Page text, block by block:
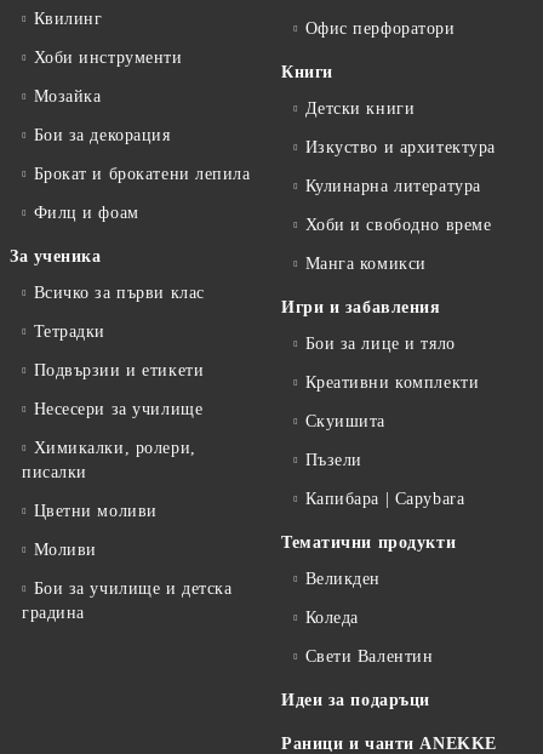
Квилинг
Хоби инструменти
Мозайка
Бои за декорация
Брокат и брокатени лепила
Филц и фоам
За ученика
Всичко за първи клас
Тетрадки
Подвързии и етикети
Несесери за училище
Химикалки, ролери,
писалки
Цветни моливи
Моливи
Бои за училище и детска
градина
Офис перфоратори
Книги
Детски книги
Изкуство и архитектура
Кулинарна литература
Хоби и свободно време
Манга комикси
Игри и забавления
Бои за лице и тяло
Креативни комплекти
Скуишита
Пъзели
Капибара | Capybara
Тематични продукти
Великден
Коледа
Свети Валентин
Идеи за подаръци
Раници и чанти ANEKKE